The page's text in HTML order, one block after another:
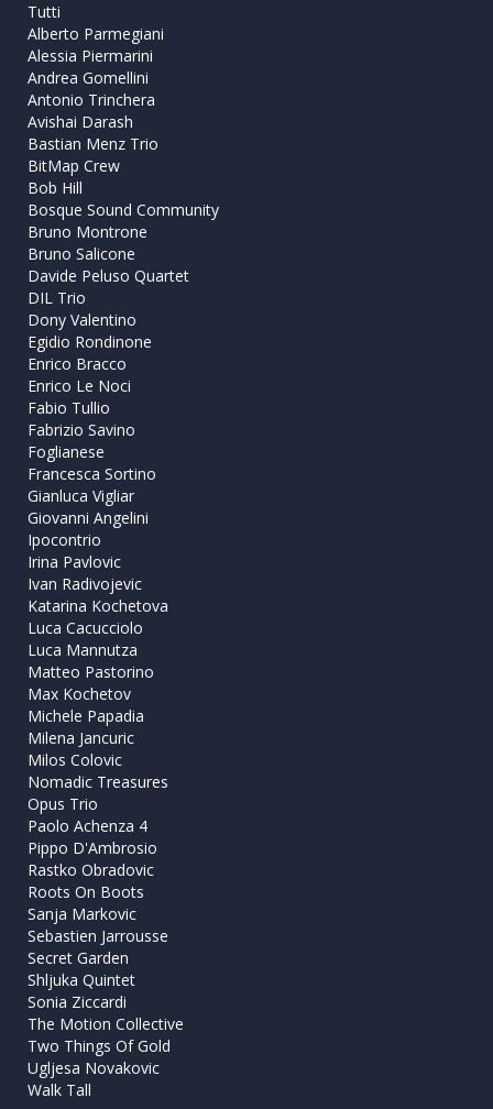
Tutti
Alberto Parmegiani
Alessia Piermarini
Andrea Gomellini
Antonio Trinchera
Avishai Darash
Bastian Menz Trio
BitMap Crew
Bob Hill
Bosque Sound Community
Bruno Montrone
Bruno Salicone
Davide Peluso Quartet
DIL Trio
Dony Valentino
Egidio Rondinone
Enrico Bracco
Enrico Le Noci
Fabio Tullio
Fabrizio Savino
Foglianese
Francesca Sortino
Gianluca Vigliar
Giovanni Angelini
Ipocontrio
Irina Pavlovic
Ivan Radivojevic
Katarina Kochetova
Luca Cacucciolo
Luca Mannutza
Matteo Pastorino
Max Kochetov
Michele Papadia
Milena Jancuric
Milos Colovic
Nomadic Treasures
Opus Trio
Paolo Achenza 4
Pippo D'Ambrosio
Rastko Obradovic
Roots On Boots
Sanja Markovic
Sebastien Jarrousse
Secret Garden
Shljuka Quintet
Sonia Ziccardi
The Motion Collective
Two Things Of Gold
Ugljesa Novakovic
Walk Tall